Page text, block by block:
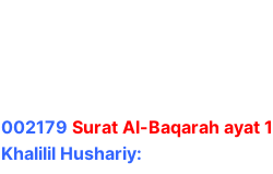
002179 Surat Al-Baqarah ayat
Khalilil Hushariy: